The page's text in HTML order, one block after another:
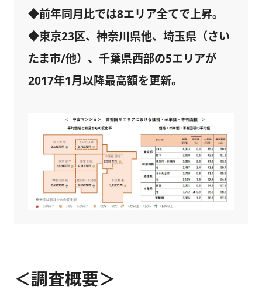
◆前年同月比では8エリア全てで上昇。
◆東京23区、神奈川県他、埼玉県（さい
たま市/他）、千葉県西部の5エリアが
2017年1月以降最高額を更新。
＜調査概要＞